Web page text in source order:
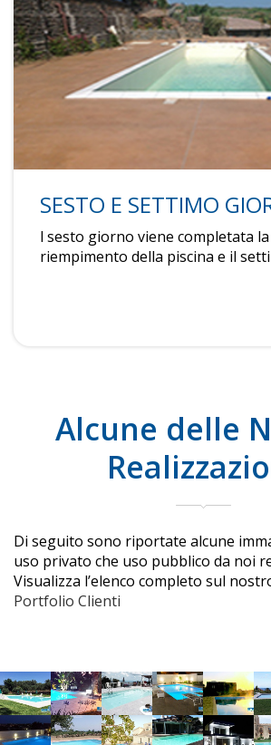
SESTO E SETTIMO
l sesto giorno viene completata
riempimento della piscina e il
Alcune delle
Di seguito sono riportate alcune
uso privato che uso pubblico da noi
Visualizza l’elenco completo sul
Portfolio Clienti